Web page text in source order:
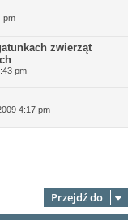
pm
zwierząt
pm
4:17 pm
Przejdź do